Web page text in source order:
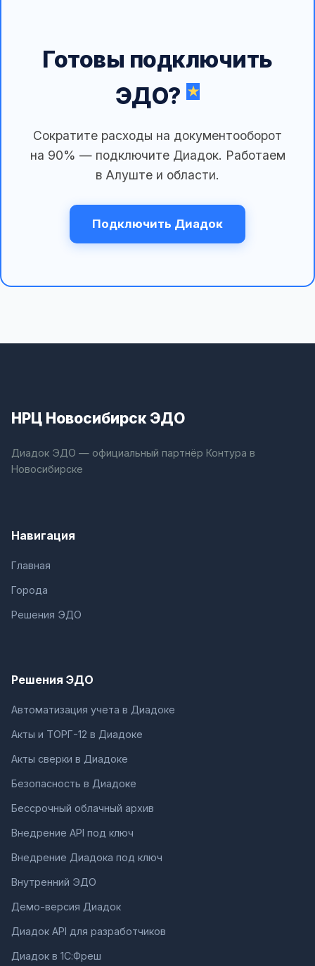
Готовы подключить
ЭДО?
Сократите расходы на документооборот
на 90% — подключите Диадок. Работаем
в Алуште и области.
Подключить Диадок
НРЦ Новосибирск ЭДО
Диадок ЭДО — официальный партнёр Контура в
Новосибирске
Навигация
Главная
Города
Решения ЭДО
Решения ЭДО
Автоматизация учета в Диадоке
Акты и ТОРГ-12 в Диадоке
Акты сверки в Диадоке
Безопасность в Диадоке
Бессрочный облачный архив
Внедрение API под ключ
Внедрение Диадока под ключ
Внутренний ЭДО
Демо-версия Диадок
Диадок API для разработчиков
Диадок в 1С:Фреш